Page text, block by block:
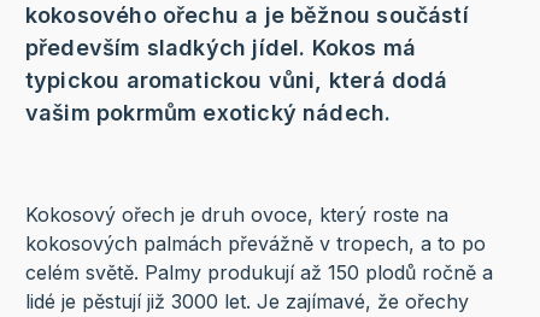
kokosového ořechu a je běžnou součástí
především sladkých jídel. Kokos má
typickou aromatickou vůni, která dodá
vašim pokrmům exotický nádech.
Kokosový ořech je druh ovoce, který roste na
kokosových palmách převážně v tropech, a to po
celém světě. Palmy produkují až 150 plodů ročně a
lidé je pěstují již 3000 let. Je zajímavé, že ořechy